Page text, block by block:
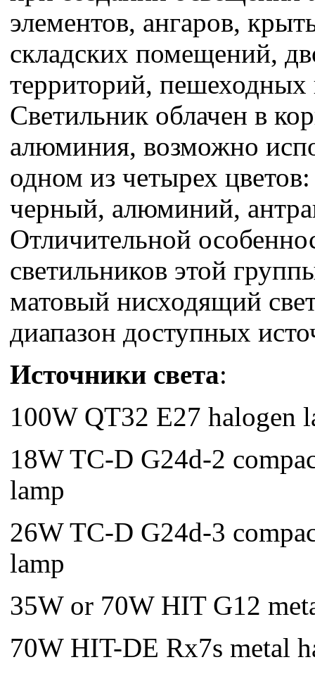
элементов, ангаров,
складских помещений,
территорий, пешеходных
Светильник облачен в
алюминия, возможно
одном из четырех
черный, алюминий,
Отличительной
светильников этой
матовый нисходящий
диапазон доступных
Источники света:
100W QT32 E27 halogen
18W TC-D G24d-2
lamp
26W TC-D G24d-3
lamp
35W or 70W HIT G12
70W HIT-DE Rx7s metal